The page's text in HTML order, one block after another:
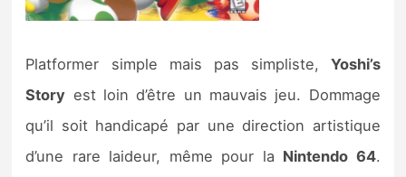
Platformer simple mais pas simpliste, Yoshi’s
Story est loin d’être un mauvais jeu. Dommage
qu’il soit handicapé par une direction artistique
d’une rare laideur, même pour la Nintendo 64.